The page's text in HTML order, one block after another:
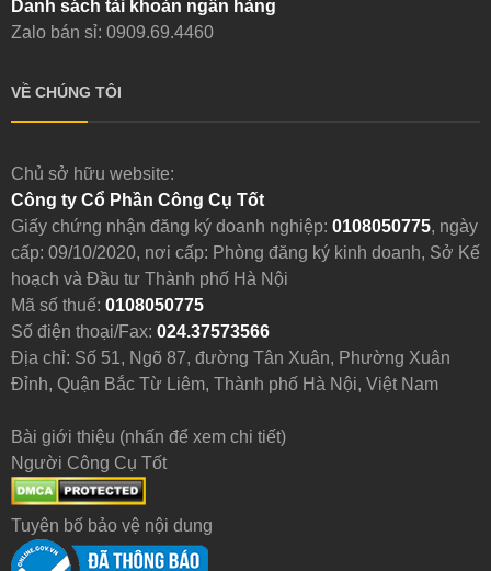
Danh sách tài khoản ngân hàng
Zalo bán sỉ: 0909.69.4460
VỀ CHÚNG TÔI
Chủ sở hữu website:
Công ty Cổ Phần Công Cụ Tốt
Giấy chứng nhận đăng ký doanh nghiệp: 0108050775, ngày
cấp: 09/10/2020, nơi cấp: Phòng đăng ký kinh doanh, Sở Kế
hoạch và Đầu tư Thành phố Hà Nội
Mã số thuế: 0108050775
Số điện thoại/Fax: 024.37573566
Địa chỉ: Số 51, Ngõ 87, đường Tân Xuân, Phường Xuân
Đỉnh, Quận Bắc Từ Liêm, Thành phố Hà Nội, Việt Nam
Bài giới thiệu (nhấn để xem chi tiết)
Người Công Cụ Tốt
Tuyên bố bảo vệ nội dung